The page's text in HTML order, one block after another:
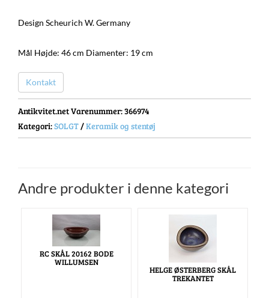
Design Scheurich W. Germany
Mål Højde: 46 cm Diamenter: 19 cm
Kontakt
Antikvitet.net Varenummer: 366974
Kategori:SOLGT /Keramik og stentøj
Andre produkter i denne kategori
RC SKÅL 20162 BODE
WILLUMSEN
HELGE ØSTERBERG SKÅL
TREKANTET